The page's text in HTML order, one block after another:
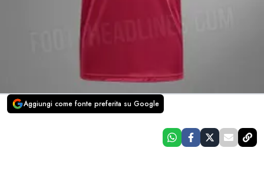
Aggiungi come fonte preferita su Google